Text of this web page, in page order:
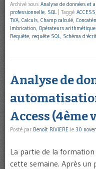
Archivé sous Analyse de données et
professionnelle, SQL Taggé ACCESS
TVA, Calculs, Champ calculé,
Imbrication, Opérateurs
Requête, requête SQL, Schéma
Analyse de
Access (4ème
Posté par Benoît RIVIERE le 30
La partie de la formation
cette semaine. Après